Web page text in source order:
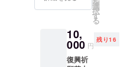
円全て
同じに
す。
なりま
人ネッ
トワー
クフェ
ニック
選
択
す
る
10,
000 円
残り16
復興祈